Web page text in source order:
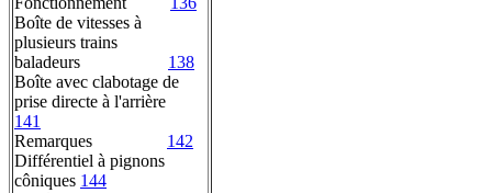
Boîte de vitesses à
plusieurs trains
baladeurs 138
Boîte avec clabotage de
prise directe à l'arrière
141
Remarques 142
Différentiel à pignons
côniques 144